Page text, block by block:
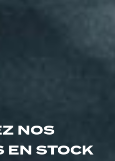
NOS
EN STOCK